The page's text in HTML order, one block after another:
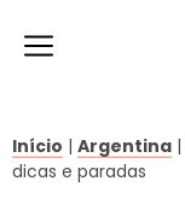
Início | Argentina |
dicas e paradas